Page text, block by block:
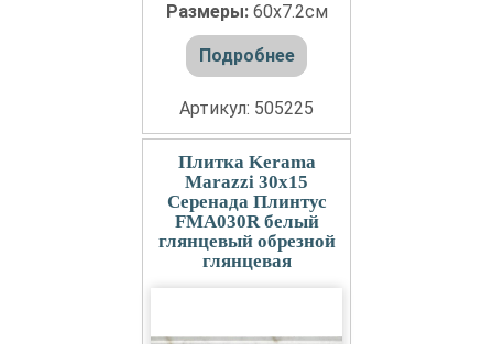
Размеры: 60x7.2см
Подробнее
Артикул: 505225
Плитка Kerama
Marazzi 30x15
Серенада Плинтус
FMA030R белый
глянцевый обрезной
глянцевая